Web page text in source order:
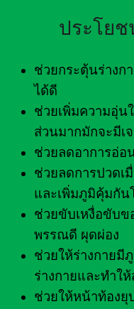
ประโย
ช่วยกระตุ้นร่างก
ได้ดี
ช่วยเพิ่มความอุ่น
ส่วนมากมักจะมีเ
ช่วยลดอาการอ่อ
ช่วยลดการปวดเ
และเพิ่มภูมิคุ้มกัน
ช่วยขับเหงื่อขับข
พรรณดี ผุดผ่อง
ช่วยให้ร่างกายมี
ร่างกายและทำใ
ช่วยให้หน้าท้องยุ